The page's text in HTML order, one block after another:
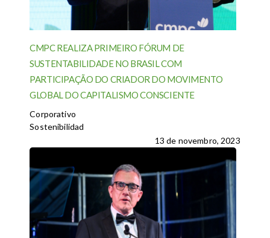
CMPC REALIZA PRIMEIRO FÓRUM DE
SUSTENTABILIDADE NO BRASIL COM
PARTICIPAÇÃO DO CRIADOR DO MOVIMENTO
GLOBAL DO CAPITALISMO CONSCIENTE
Corporativo
Sostenibilidad
13 de novembro, 2023